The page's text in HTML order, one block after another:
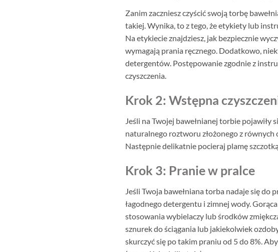
Zanim zaczniesz czyścić swoją torbę
takiej. Wynika, to z tego, że etykiety lub
Na etykiecie znajdziesz, jak bezpiecznie
wymagają prania ręcznego. Dodatkowo,
detergentów. Postępowanie zgodnie z
czyszczenia.
Krok 2: Wstępna
Jeśli na Twojej bawełnianej torbie pojawiły
naturalnego roztworu złożonego z równych
Następnie delikatnie pocieraj plamę
Krok 3: Pranie w pralce
Jeśli Twoja bawełniana torba nadaje się do
łagodnego detergentu i zimnej wody.
stosowania wybielaczy lub środków
sznurek do ściągania lub jakiekolwiek
skurczyć się po takim praniu od 5 do 8%.